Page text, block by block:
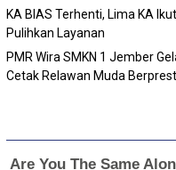
KA BIAS Terhenti, Lima KA
Pulihkan Layanan
PMR Wira SMKN 1 Jember
Cetak Relawan Muda